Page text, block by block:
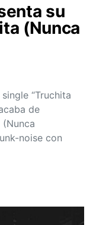
su
(Nunca
“Truchita
de
noise con